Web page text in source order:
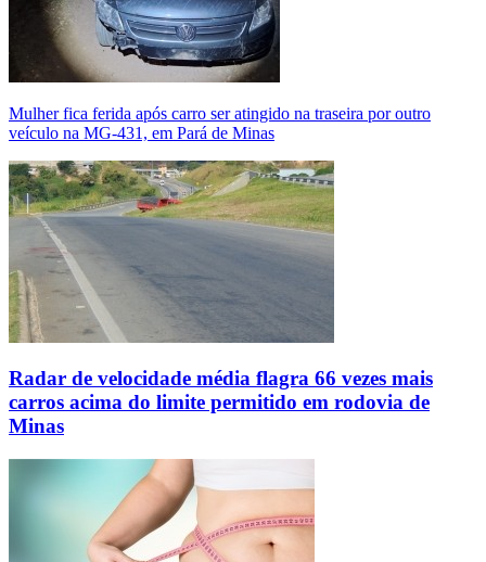
Mulher fica ferida após carro ser atingido na traseira por outro
veículo na MG-431, em Pará de Minas
Radar de velocidade média flagra 66 vezes mais
carros acima do limite permitido em rodovia de
Minas